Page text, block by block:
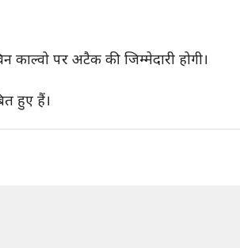
पर अटैक की जिम्मेदारी होगी।
हुए हैं।